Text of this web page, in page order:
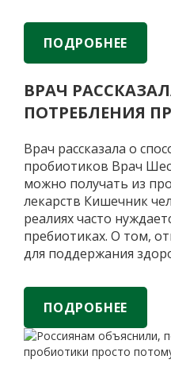
рассматриваются и
модуляторы
данным публикаций в
медицинских наук»,
клиническая
ПОДРОБНЕЕ
ВРАЧ
ПОТРЕБЛЕНИЯ
Врач рассказала о
пробиотиков Врач
можно получать из
лекарств Кишечник
реалиях часто
пребиотиках. О том,
для поддержания
«Газете.Ru»
Шестакова и врач,
директоров АО
Врач
о
ПОДРОБНЕЕ